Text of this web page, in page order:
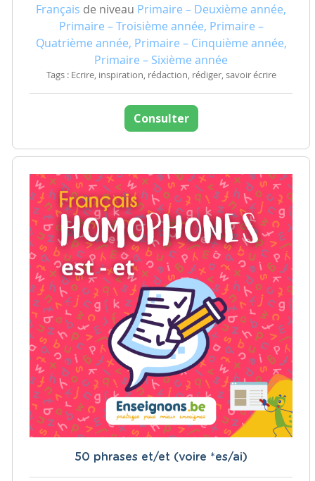
Français de niveau Primaire – Deuxième année,
Primaire – Troisième année, Primaire –
Quatrième année, Primaire – Cinquième année,
Primaire – Sixième année
Tags : Ecrire, inspiration, rédaction, rédiger, savoir écrire
Consulter
50 phrases et/et (voire *es/ai)